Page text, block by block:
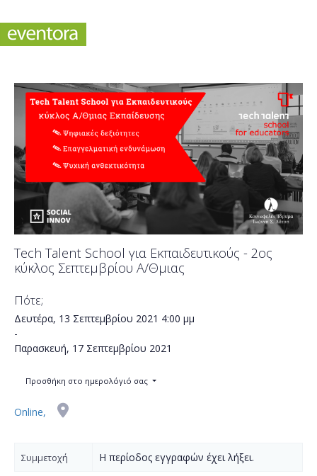
Tech Talent School για Εκπαιδευτικούς - 2ος
κύκλος Σεπτεμβρίου Α/Θμιας
Πότε;
Δευτέρα, 13 Σεπτεμβρίου 2021 4:00 μμ
-
Παρασκευή, 17 Σεπτεμβρίου 2021
Προσθήκη στο ημερολόγιό σας
Online,
Συμμετοχή Η περίοδος εγγραφών έχει λήξει.